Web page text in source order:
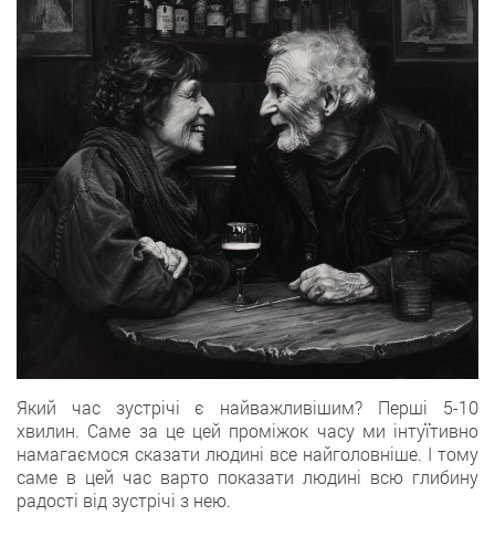
Який час зустрічі є найважливішим? Перші 5-10
хвилин. Саме за це цей проміжок часу ми інтуїтивно
намагаємося сказати людині все найголовніше. І тому
саме в цей час варто показати людині всю глибину
радості від зустрічі з нею.